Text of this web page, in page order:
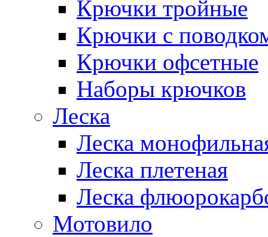
Крючки тройные
Крючки с
Крючки офсетные
Наборы крючков
Леска
Леска
Леска плетеная
Леска
Мотовило